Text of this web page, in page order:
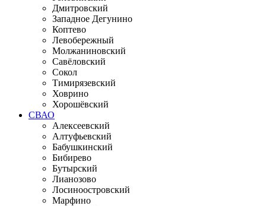
Дмитровский
Западное Дегунино
Коптево
Левобережный
Молжаниновский
Савёловский
Сокол
Тимирязевский
Ховрино
Хорошёвский
СВАО
Алексеевский
Алтуфьевский
Бабушкинский
Бибирево
Бутырский
Лианозово
Лосиноостровский
Марфино